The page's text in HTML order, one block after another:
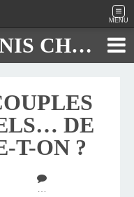
MENU
JOURNAL DE DENIS CHAUTARD
DE
T-ON ?
…